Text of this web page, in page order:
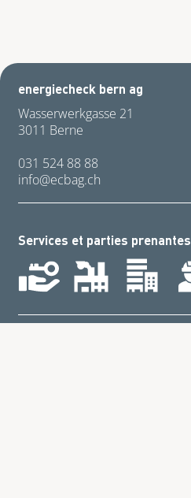
energiecheck bern ag
Wasserwerkgasse 21
3011 Berne
031 524 88 88
nf
cb g ch
Services et parties prenantes